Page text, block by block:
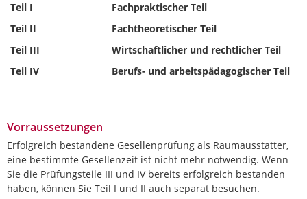
Teil I
Teil II
Teil III
Teil IV
Fachpraktischer Teil
Fachtheoretischer Teil
Wirtschaftlicher und rechtlicher Teil
Berufs- und arbeitspädagogischer Teil
Vorraussetzungen
Erfolgreich bestandene Gesellenprüfung als Raumausstatter,
eine bestimmte Gesellenzeit ist nicht mehr notwendig. Wenn
Sie die Prüfungsteile III und IV bereits erfolgreich bestanden
haben, können Sie Teil I und II auch separat besuchen.